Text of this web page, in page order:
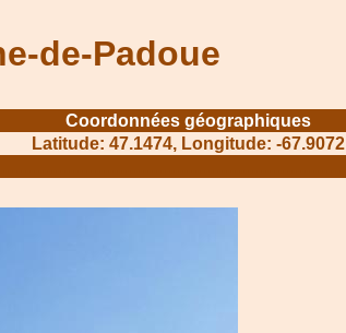
de-Padoue
Coordonnées géographiques
Latitude: 47.1474, Longitude: -67.9072